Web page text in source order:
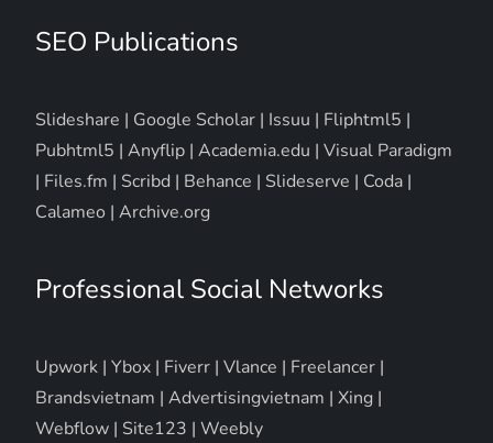
SEO Publications
Slideshare | Google Scholar | Issuu | Fliphtml5 |
Pubhtml5 |Anyflip |Academia.edu |Visual Paradigm
| Files.fm | Scribd | Behance | Slideserve | Coda |
Calameo |Archive.org
Professional Social Networks
Upwork |Ybox | Fiverr |Vlance | Freelancer |
Brandsvietnam |Advertisingvietnam |Xing |
Webflow | Site123 |Weebly